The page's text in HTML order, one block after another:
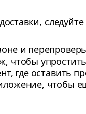
и
чтобы
где оставить
чтобы